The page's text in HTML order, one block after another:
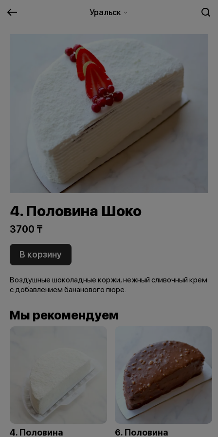
Уральск
4. Половина Шоко
3700 ₸
В корзину
Воздушные шоколадные коржи, нежный сливочный крем
с добавлением бананового пюре.
Мы рекомендуем
4. Половина
6. Половина